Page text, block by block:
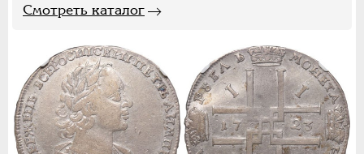
Смотреть каталог